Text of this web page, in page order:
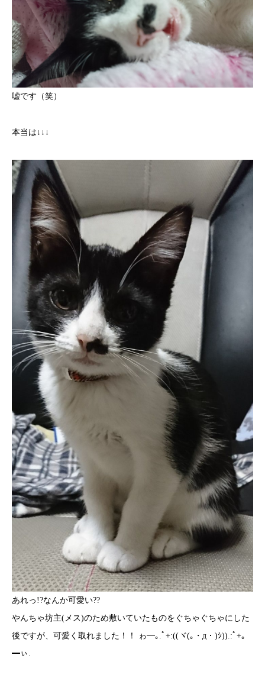
嘘です（笑）
本当は↓↓↓
あれっ!?なんか可愛い??
やんちゃ坊主(メス)のため敷いていたものをぐちゃぐちゃにした
後ですが、可愛く取れました！！ ゎ━｡.ﾟ+:((ヾ(｡・д・)ｼ)).:ﾟ+｡
━ぃ.